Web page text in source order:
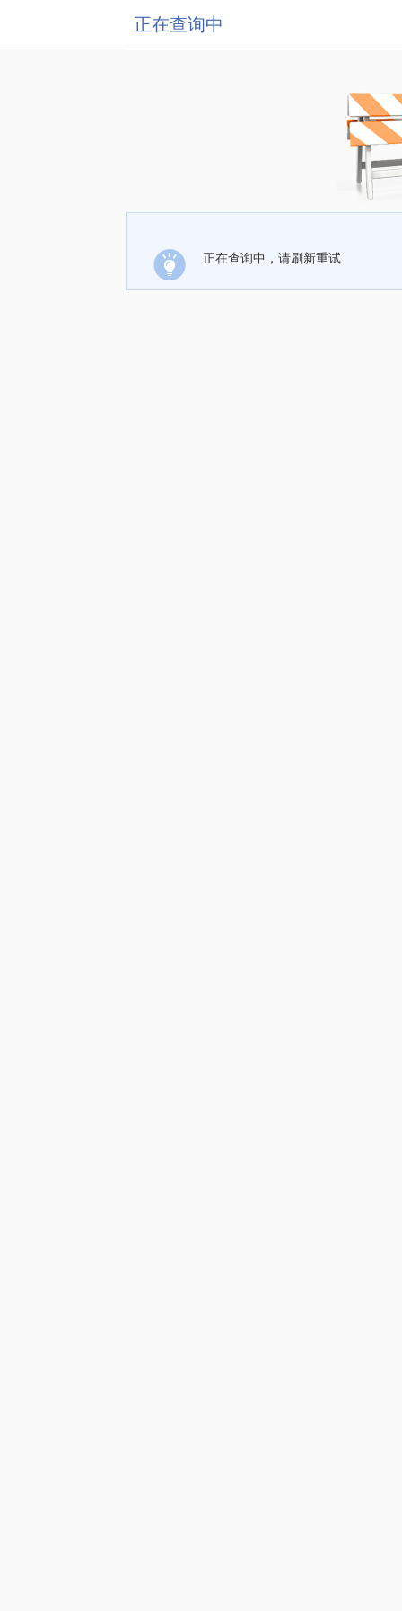
正在查询中
正在查询中，请刷新重试